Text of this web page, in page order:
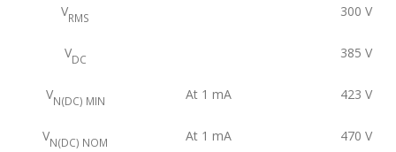
VRMS 300 V
VDC 385 V
VN(DC) MIN At 1 mA 423 V
VN(DC) NOM At 1 mA 470 V